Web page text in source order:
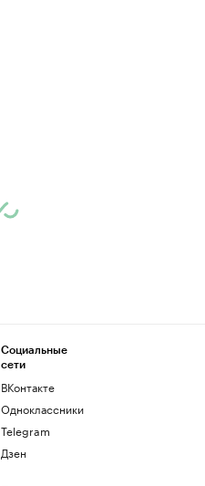
Социальные
сети
ВКонтакте
Одноклассники
Telegram
Дзен